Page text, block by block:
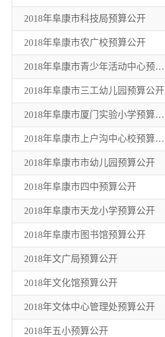
2018年阜康市科技局预算公开
2018年阜康市农广校预算公开
2018年阜康市青少年活动中心预算公开
2018年阜康市三工幼儿园预算公开
2018年阜康市厦门实验小学预算公开
2018年阜康市上户沟中心校预算公开
2018年阜康市市幼儿园预算公开
2018年阜康市四中预算公开
2018年阜康市天龙小学预算公开
2018年阜康市图书馆预算公开
2018年文广局预算公开
2018年文化馆预算公开
2018年文体中心管理处预算公开
2018年五小预算公开